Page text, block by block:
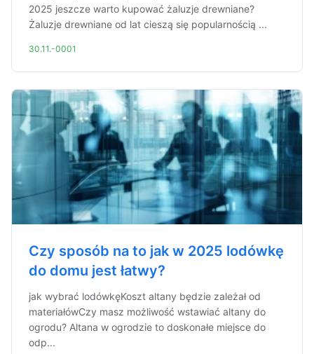
2025 jeszcze warto kupować żaluzje drewniane?
Żaluzje drewniane od lat cieszą się popularnością ...
30.11.-0001
Czy sposób na to jak w 2025 lodówkę
do domu jest łatwy?
jak wybrać lodówkęKoszt altany będzie zależał od
materiałówCzy masz możliwość wstawiać altany do
ogrodu? Altana w ogrodzie to doskonałe miejsce do
odp...